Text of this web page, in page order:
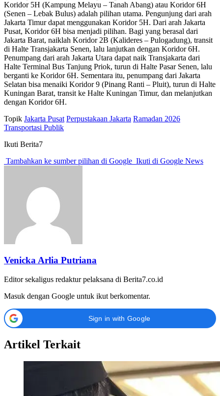
Koridor 5H (Kampung Melayu – Tanah Abang) atau Koridor 6H
(Senen – Lebak Bulus) adalah pilihan utama. Pengunjung dari arah
Jakarta Timur dapat menggunakan Koridor 5H. Dari arah Jakarta
Pusat, Koridor 6H bisa menjadi pilihan. Bagi yang berasal dari
Jakarta Barat, naiklah Koridor 2B (Kalideres – Pulogadung), transit
di Halte Transjakarta Senen, lalu lanjutkan dengan Koridor 6H.
Penumpang dari arah Jakarta Utara dapat naik Transjakarta dari
Halte Terminal Bus Tanjung Priok, turun di Halte Pasar Senen, lalu
berganti ke Koridor 6H. Sementara itu, penumpang dari Jakarta
Selatan bisa menaiki Koridor 9 (Pinang Ranti – Pluit), turun di Halte
Kuningan Barat, transit ke Halte Kuningan Timur, dan melanjutkan
dengan Koridor 6H.
Topik Jakarta Pusat Perpustakaan Jakarta Ramadan 2026
Transportasi Publik
Ikuti Berita7
Tambahkan ke sumber pilihan di Google Ikuti di Google News
Venicka Arlia Putriana
Editor sekaligus redaktur pelaksana di Berita7.co.id
Masuk dengan Google untuk ikut berkomentar.
Sign in with Google
Artikel Terkait